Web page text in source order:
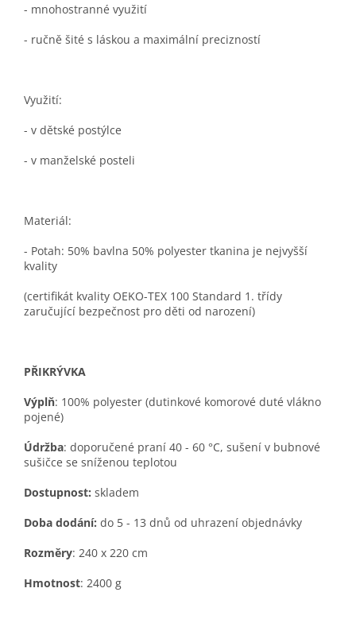
- mnohostranné využití
- ručně šité s láskou a maximální precizností
Využití:
- v dětské postýlce
- v manželské posteli
Materiál:
- Potah: 50% bavlna 50% polyester tkanina je nejvyšší
kvality
(certifikát kvality OEKO-TEX 100 Standard 1. třídy
zaručující bezpečnost pro děti od narození)
PŘIKRÝVKA
Výplň: 100% polyester (dutinkové komorové duté vlákno
pojené)
Údržba: doporučené praní 40 - 60 °C, sušení v bubnové
sušičce se sníženou teplotou
Dostupnost: skladem
Doba dodání: do 5 - 13 dnů od uhrazení objednávky
Rozměry: 240 x 220 cm
Hmotnost: 2400 g